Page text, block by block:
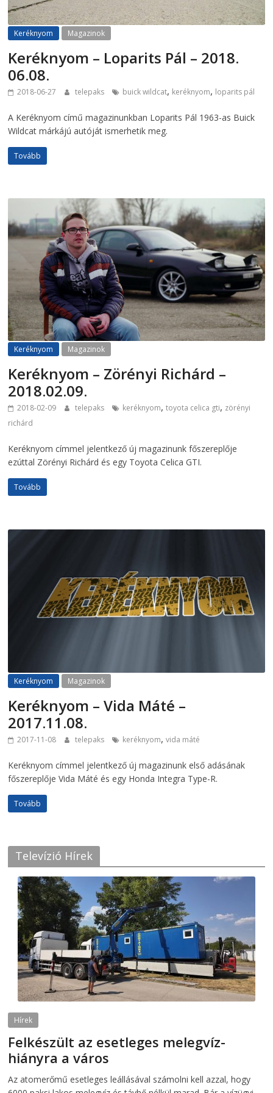
Keréknyom Magazinok
Keréknyom – Loparits Pál – 2018.
06.08.
2018-06-27 telepaks buick wildcat, keréknyom, loparits pál
A Keréknyom című magazinunkban Loparits Pál 1963-as Buick
Wildcat márkájú autóját ismerhetik meg.
Tovább
Keréknyom Magazinok
Keréknyom – Zörényi Richárd –
2018.02.09.
2018-02-09 telepaks keréknyom,toyota celica gti, zörényi
richárd
Keréknyom címmel jelentkező új magazinunk főszereplője
ezúttal Zörényi Richárd és egy Toyota Celica GTI.
Tovább
Keréknyom Magazinok
Keréknyom – Vida Máté –
2017.11.08.
2017-11-08 telepaks keréknyom,vida máté
Keréknyom címmel jelentkező új magazinunk első adásának
főszereplője Vida Máté és egy Honda Integra Type-R.
Tovább
Televízió Hírek
Hírek
Felkészült az esetleges melegvíz-
hiányra a város
Az atomerőmű esetleges leállásával számolni kell azzal, hogy